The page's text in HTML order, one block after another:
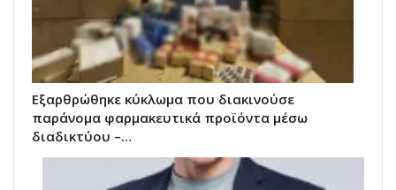
Εξαρθρώθηκε κύκλωμα που διακινούσε
παράνομα φαρμακευτικά προϊόντα μέσω
διαδικτύου –…